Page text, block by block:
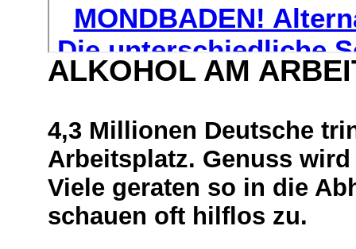
ALKOHOL AM
4,3 Millionen Deutsche
Arbeitsplatz. Genuss
Viele geraten so in die
schauen oft hilflos zu.